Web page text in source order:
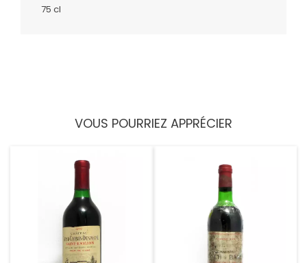
75 cl
VOUS POURRIEZ APPRÉCIER